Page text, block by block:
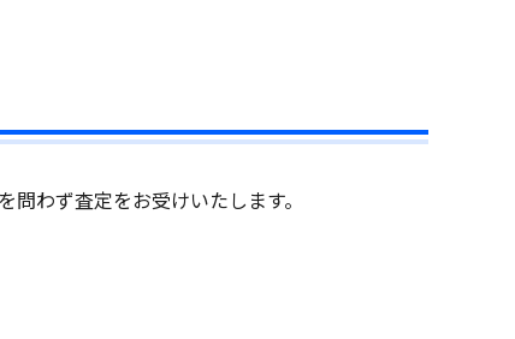
わず査定をお受けいたします。